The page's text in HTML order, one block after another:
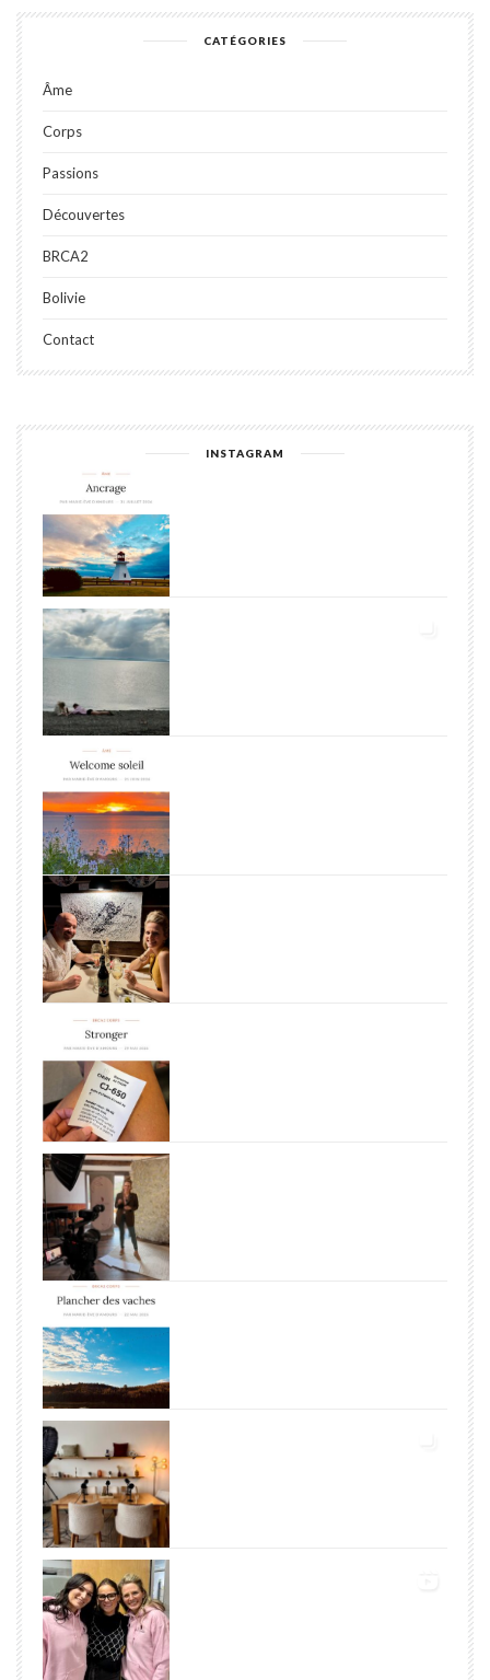
CATÉGORIES
Âme
Corps
Passions
Découvertes
BRCA2
Bolivie
Contact
INSTAGRAM